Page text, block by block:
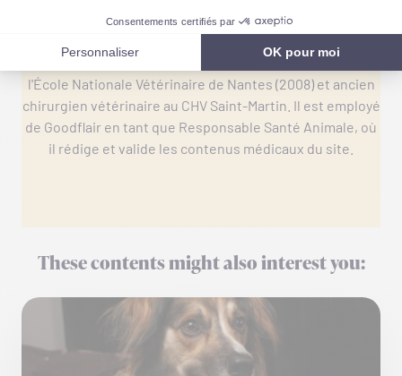
Erwan Spengler
Erwan Spengler est Docteur Vétérinaire, diplômé de
l'École Nationale Vétérinaire de Nantes (2008) et ancien
chirurgien vétérinaire au CHV Saint-Martin. Il est employé
de Goodflair en tant que Responsable Santé Animale, où
il rédige et valide les contenus médicaux du site.
These contents might also interest you: